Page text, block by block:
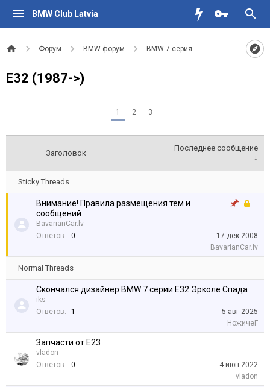
BMW Club Latvia
Форум BMW форум BMW 7 серия
E32 (1987->)
1 2 3
Заголовок
Последнее сообщение
↓
Sticky Threads
Внимание! Правила размещения тем и
сообщений
BavarianCar.lv
Ответов:
0
17 дек 2008
BavarianCar.lv
Normal Threads
Скончался дизайнер BMW 7 серии E32 Эрколе Спада
iks
Ответов:
1
5 авг 2025
НожичеГ
Запчасти от E23
vladon
Ответов:
0
4 июн 2022
vladon